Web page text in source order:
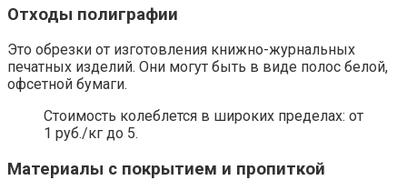
Отходы полиграфии
Это обрезки от изготовления книжно-журнальных
печатных изделий. Они могут быть в виде полос белой,
офсетной бумаги.
Стоимость колеблется в широких пределах: от
1 руб./кг до 5.
Материалы с покрытием и пропиткой